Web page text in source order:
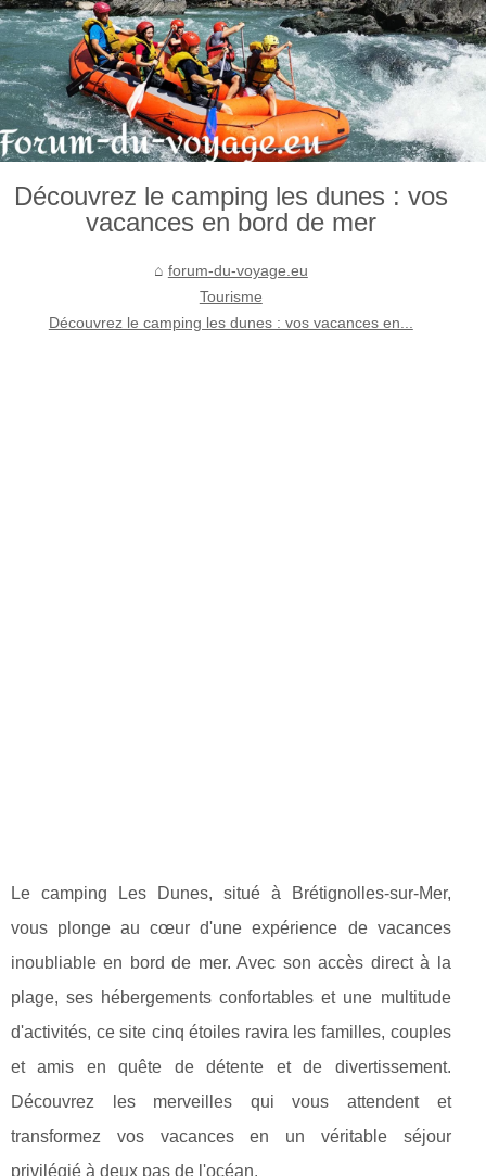
Découvrez le camping les dunes : vos
vacances en bord de mer
forum-du-voyage.eu
Tourisme
Découvrez le camping les dunes : vos vacances en...
Le camping Les Dunes, situé à Brétignolles-sur-Mer,
vous plonge au cœur d'une expérience de vacances
inoubliable en bord de mer. Avec son accès direct à la
plage, ses hébergements confortables et une multitude
d'activités, ce site cinq étoiles ravira les familles, couples
et amis en quête de détente et de divertissement.
Découvrez les merveilles qui vous attendent et
transformez vos vacances en un véritable séjour
privilégié à deux pas de l'océan.